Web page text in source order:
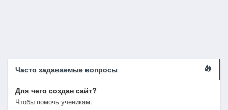
Часто задаваемые вопросы
Для чего создан сайт?
Чтобы помочь ученикам.